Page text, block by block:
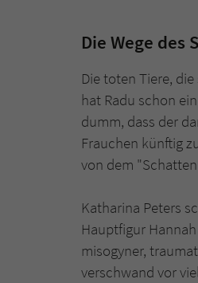
Die Wege des
Die toten Tiere,
hat Radu schon
dumm, dass der
Frauchen künftig
von dem
Katharina Peters
Hauptfigur
misogyner,
verschwand vor